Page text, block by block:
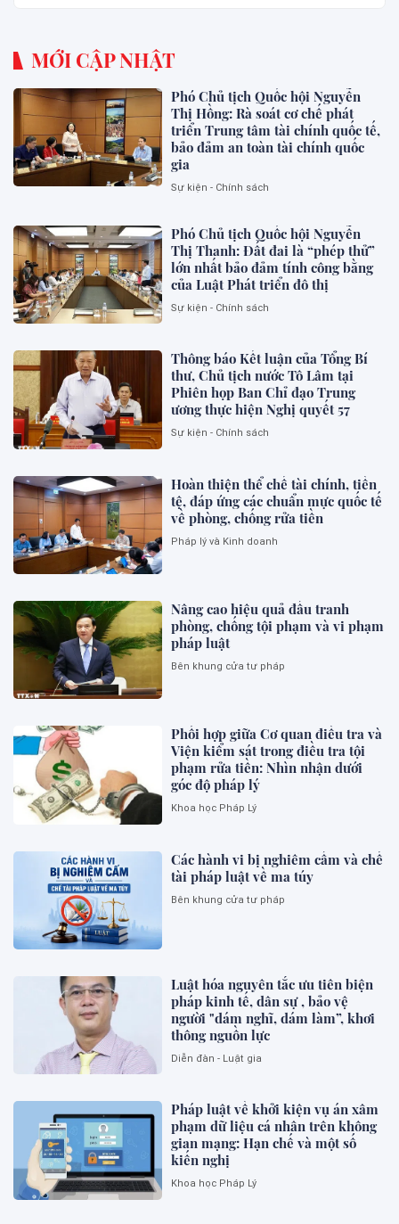
MỚI CẬP NHẬT
Phó Chủ tịch Quốc hội Nguyễn
Thị Hồng: Rà soát cơ chế phát
triển Trung tâm tài chính quốc tế,
bảo đảm an toàn tài chính quốc
gia
Sự kiện - Chính sách
Phó Chủ tịch Quốc hội Nguyễn
Thị Thanh: Đất đai là “phép thử”
lớn nhất bảo đảm tính công bằng
của Luật Phát triển đô thị
Sự kiện - Chính sách
Thông báo Kết luận của Tổng Bí
thư, Chủ tịch nước Tô Lâm tại
Phiên họp Ban Chỉ đạo Trung
ương thực hiện Nghị quyết 57
Sự kiện - Chính sách
Hoàn thiện thể chế tài chính, tiền
tệ, đáp ứng các chuẩn mực quốc tế
về phòng, chống rửa tiền
Pháp lý và Kinh doanh
Nâng cao hiệu quả đấu tranh
phòng, chống tội phạm và vi phạm
pháp luật
Bên khung cửa tư pháp
Phối hợp giữa Cơ quan điều tra và
Viện kiểm sát trong điều tra tội
phạm rửa tiền: Nhìn nhận dưới
góc độ pháp lý
Khoa học Pháp Lý
Các hành vi bị nghiêm cấm và chế
tài pháp luật về ma túy
Bên khung cửa tư pháp
Luật hóa nguyên tắc ưu tiên biện
pháp kinh tế, dân sự , bảo vệ
người "dám nghĩ, dám làm”, khơi
thông nguồn lực
Diễn đàn - Luật gia
Pháp luật về khởi kiện vụ án xâm
phạm dữ liệu cá nhân trên không
gian mạng: Hạn chế và một số
kiến nghị
Khoa học Pháp Lý